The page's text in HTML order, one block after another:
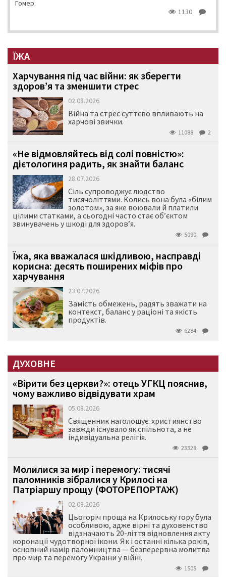
Гомер.
1130
ЇЖА
Харчування під час війни: як зберегти
здоров’я та зменшити стрес
02.08.2026
Війна та стрес суттєво впливають на
харчові звички.
11088 2
«Не відмовляйтесь від солі повністю»:
дієтологиня радить, як знайти баланс
28.07.2026
Сіль супроводжує людство
тисячоліттями. Колись вона була «білим
золотом», за яке воювали й платили
цілими статками, а сьогодні часто стає об’єктом
звинувачень у шкоді для здоров’я.
5090
Їжа, яка вважалася шкідливою, насправді
корисна: десять поширених міфів про
харчування
23.07.2026
Замість обмежень, радять зважати на
контекст, баланс у раціоні та якість
продуктів.
6284
ДУХОВНЕ
«Вірити без церкви?»: отець УГКЦ пояснив,
чому важливо відвідувати храм
05.08.2026
Священник наголошує: християнство
завжди існувало як спільнота, а не
індивідуальна релігія.
23328
Молилися за мир і перемогу: тисячі
паломників зібралися у Крилосі на
Патріаршу прощу (ФОТОРЕПОРТАЖ)
02.08.2026
Цьогоріч проща на Крилоську гору була
особливою, адже вірні та духовенство
відзначають 20-ліття відновлення акту
коронації чудотворної ікони. Як і останні кілька років,
основний намір паломництва — безперервна молитва
про мир та перемогу України у війні.
1505